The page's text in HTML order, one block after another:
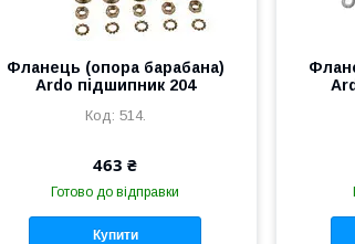
Фланець (опора барабана)
Ardo підшипник 204
514.
463 ₴
Готово до відправки
Купити